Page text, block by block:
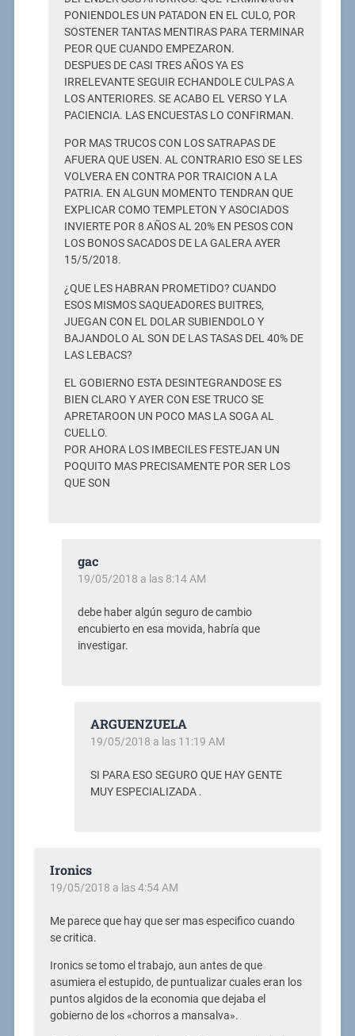
PONIENDOLES UN PATADON EN EL CULO, POR
SOSTENER TANTAS MENTIRAS PARA TERMINAR
PEOR QUE CUANDO EMPEZARON.
DESPUES DE CASI TRES AÑOS YA ES
IRRELEVANTE SEGUIR ECHANDOLE CULPAS A
LOS ANTERIORES. SE ACABO EL VERSO Y LA
PACIENCIA. LAS ENCUESTAS LO CONFIRMAN.
POR MAS TRUCOS CON LOS SATRAPAS DE
AFUERA QUE USEN. AL CONTRARIO ESO SE LES
VOLVERA EN CONTRA POR TRAICION A LA
PATRIA. EN ALGUN MOMENTO TENDRAN QUE
EXPLICAR COMO TEMPLETON Y ASOCIADOS
INVIERTE POR 8 AÑOS AL 20% EN PESOS CON
LOS BONOS SACADOS DE LA GALERA AYER
15/5/2018.
¿QUE LES HABRAN PROMETIDO? CUANDO
ESOS MISMOS SAQUEADORES BUITRES,
JUEGAN CON EL DOLAR SUBIENDOLO Y
BAJANDOLO AL SON DE LAS TASAS DEL 40% DE
LAS LEBACS?
EL GOBIERNO ESTA DESINTEGRANDOSE ES
BIEN CLARO Y AYER CON ESE TRUCO SE
APRETAROON UN POCO MAS LA SOGA AL
CUELLO.
POR AHORA LOS IMBECILES FESTEJAN UN
POQUITO MAS PRECISAMENTE POR SER LOS
QUE SON
gac
19/05/2018 a las 8:14 AM
debe haber algún seguro de cambio
encubierto en esa movida, habría que
investigar.
ARGUENZUELA
19/05/2018 a las 11:19 AM
SI PARA ESO SEGURO QUE HAY GENTE
MUY ESPECIALIZADA .
Ironics
19/05/2018 a las 4:54 AM
Me parece que hay que ser mas especifico cuando
se critica.
Ironics se tomo el trabajo, aun antes de que
asumiera el estupido, de puntualizar cuales eran los
puntos algidos de la economia que dejaba el
gobierno de los «chorros a mansalva».